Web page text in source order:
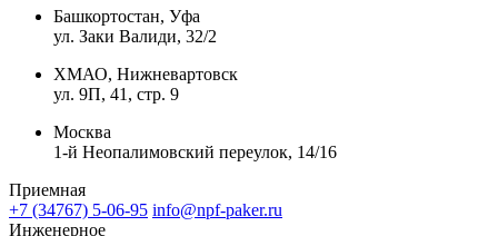
Башкортостан, Уфа
ул. Заки Валиди, 32/2
ХМАО, Нижневартовск
ул. 9П, 41, стр. 9
Москва
1-й Неопалимовский переулок, 14/16
Приемная
+7 (34767) 5-06-95 info@npf-paker.ru
Инженерное